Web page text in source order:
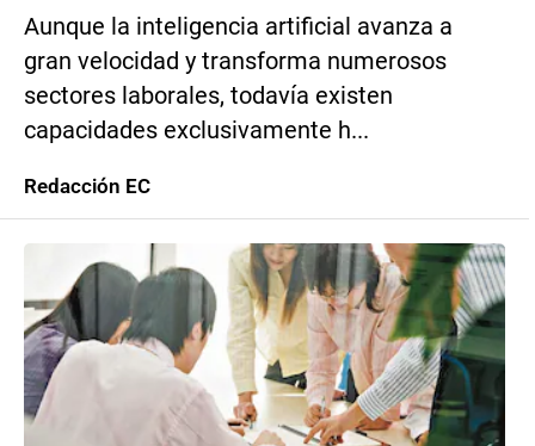
Aunque la inteligencia artificial avanza a
gran velocidad y transforma numerosos
sectores laborales, todavía existen
capacidades exclusivamente h...
Redacción EC